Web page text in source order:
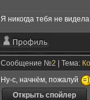
Я никогда тебя не
Сообщение №2 | Тема:
Ну-с, начнём, пожалуй